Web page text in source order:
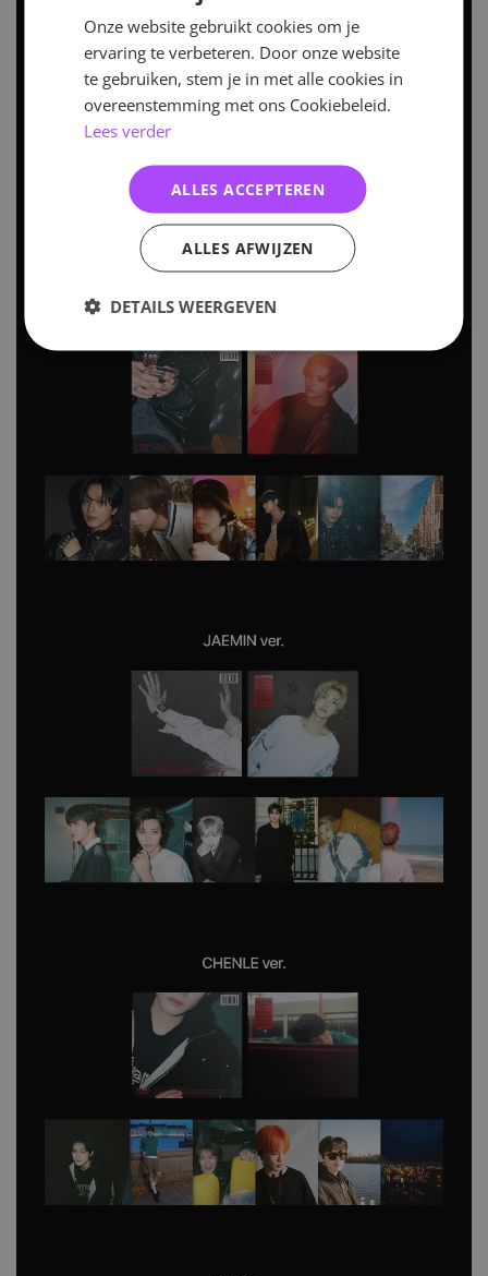
Onze website gebruikt cookies om je
ervaring te verbeteren. Door onze website
te gebruiken, stem je in met alle cookies in
overeenstemming met ons Cookiebeleid.
Lees verder
ALLES ACCEPTEREN
ALLES AFWIJZEN
DETAILS WEERGEVEN